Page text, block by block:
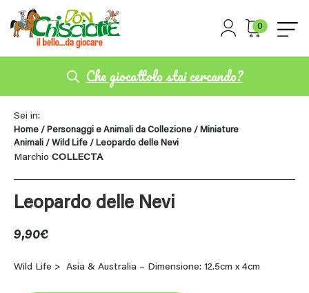
0
Che giocattolo stai cercando?
Sei in:
Home / Personaggi e Animali da Collezione / Miniature
Animali / Wild Life / Leopardo delle Nevi
Marchio COLLECTA
Leopardo delle Nevi
9,90€
Wild Life > Asia & Australia – Dimensione: 12.5cm x 4cm